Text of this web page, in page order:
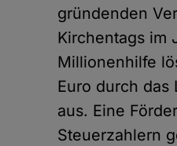
gründenden
Kirchentags im
Millionenhilfe
Euro durch
aus. Eine
Steuerzahlern